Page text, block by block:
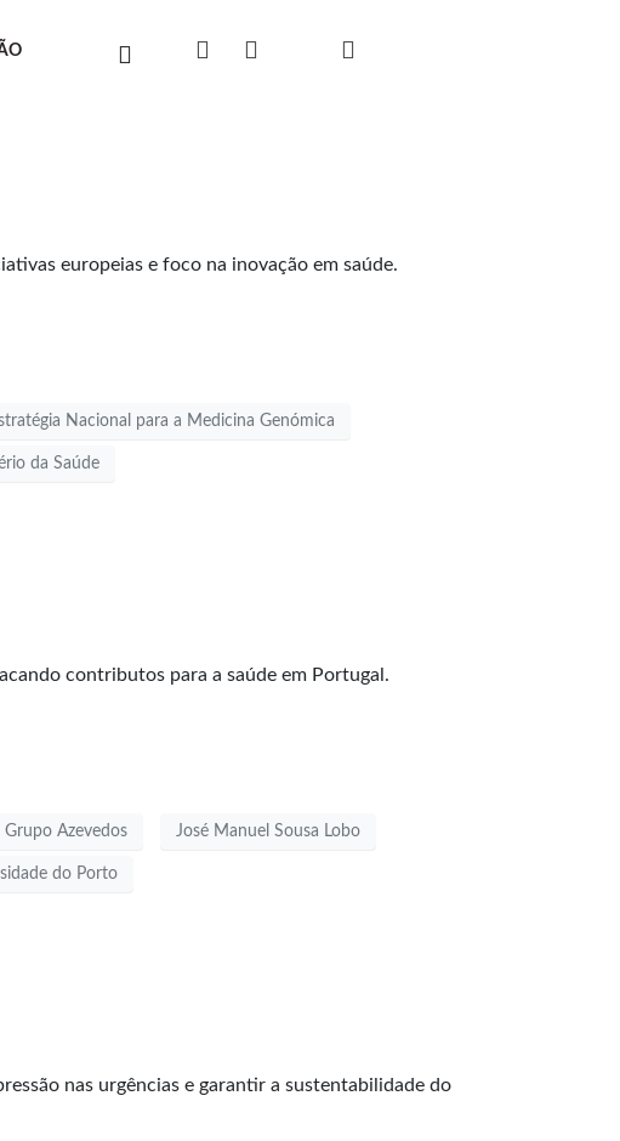
europeias e foco na inovação em saúde.
Nacional para a Medicina Genómica
da Saúde
contributos para a saúde em Portugal.
Grupo Azevedos José Manuel Sousa Lobo
do Porto
nas urgências e garantir a sustentabilidade do